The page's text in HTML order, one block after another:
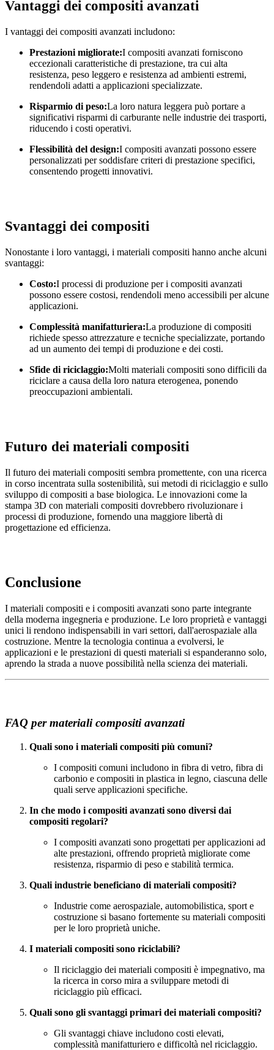
Vantaggi dei compositi avanzati
I vantaggi dei compositi avanzati includono:
Prestazioni migliorate:I compositi avanzati forniscono
eccezionali caratteristiche di prestazione, tra cui alta
resistenza, peso leggero e resistenza ad ambienti estremi,
rendendoli adatti a applicazioni specializzate.
Risparmio di peso:La loro natura leggera può portare a
significativi risparmi di carburante nelle industrie dei trasporti,
riducendo i costi operativi.
Flessibilità del design:I compositi avanzati possono essere
personalizzati per soddisfare criteri di prestazione specifici,
consentendo progetti innovativi.
Svantaggi dei compositi
Nonostante i loro vantaggi, i materiali compositi hanno anche alcuni
svantaggi:
Costo:I processi di produzione per i compositi avanzati
possono essere costosi, rendendoli meno accessibili per alcune
applicazioni.
Complessità manifatturiera:La produzione di compositi
richiede spesso attrezzature e tecniche specializzate, portando
ad un aumento dei tempi di produzione e dei costi.
Sfide di riciclaggio:Molti materiali compositi sono difficili da
riciclare a causa della loro natura eterogenea, ponendo
preoccupazioni ambientali.
Futuro dei materiali compositi
Il futuro dei materiali compositi sembra promettente, con una ricerca
in corso incentrata sulla sostenibilità, sui metodi di riciclaggio e sullo
sviluppo di compositi a base biologica. Le innovazioni come la
stampa 3D con materiali compositi dovrebbero rivoluzionare i
processi di produzione, fornendo una maggiore libertà di
progettazione ed efficienza.
Conclusione
I materiali compositi e i compositi avanzati sono parte integrante
della moderna ingegneria e produzione. Le loro proprietà e vantaggi
unici li rendono indispensabili in vari settori, dall'aerospaziale alla
costruzione. Mentre la tecnologia continua a evolversi, le
applicazioni e le prestazioni di questi materiali si espanderanno solo,
aprendo la strada a nuove possibilità nella scienza dei materiali.
FAQ per materiali compositi avanzati
Quali sono i materiali compositi più comuni?
I compositi comuni includono in fibra di vetro, fibra di
carbonio e compositi in plastica in legno, ciascuna delle
quali serve applicazioni specifiche.
In che modo i compositi avanzati sono diversi dai
compositi regolari?
I compositi avanzati sono progettati per applicazioni ad
alte prestazioni, offrendo proprietà migliorate come
resistenza, risparmio di peso e stabilità termica.
Quali industrie beneficiano di materiali compositi?
Industrie come aerospaziale, automobilistica, sport e
costruzione si basano fortemente su materiali compositi
per le loro proprietà uniche.
I materiali compositi sono riciclabili?
Il riciclaggio dei materiali compositi è impegnativo, ma
la ricerca in corso mira a sviluppare metodi di
riciclaggio più efficaci.
Quali sono gli svantaggi primari dei materiali compositi?
Gli svantaggi chiave includono costi elevati,
complessità manifatturiero e difficoltà nel riciclaggio.